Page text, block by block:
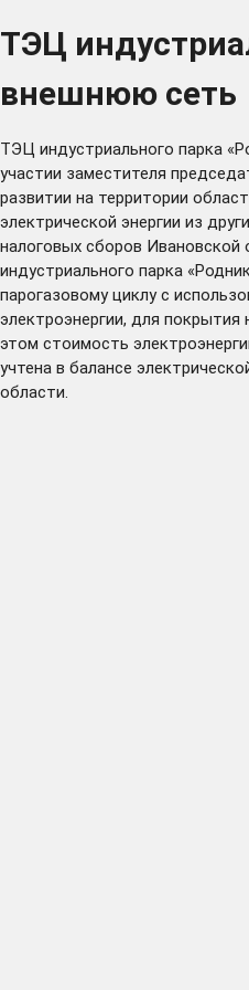
ТЭЦ
внешнюю сеть
ТЭЦ индустриального парка
участии заместителя
развитии на территории
электрической энергии из
налоговых сборов Ивановской
индустриального парка
парогазовому циклу с
электроэнергии, для
этом стоимость
учтена в балансе
области.